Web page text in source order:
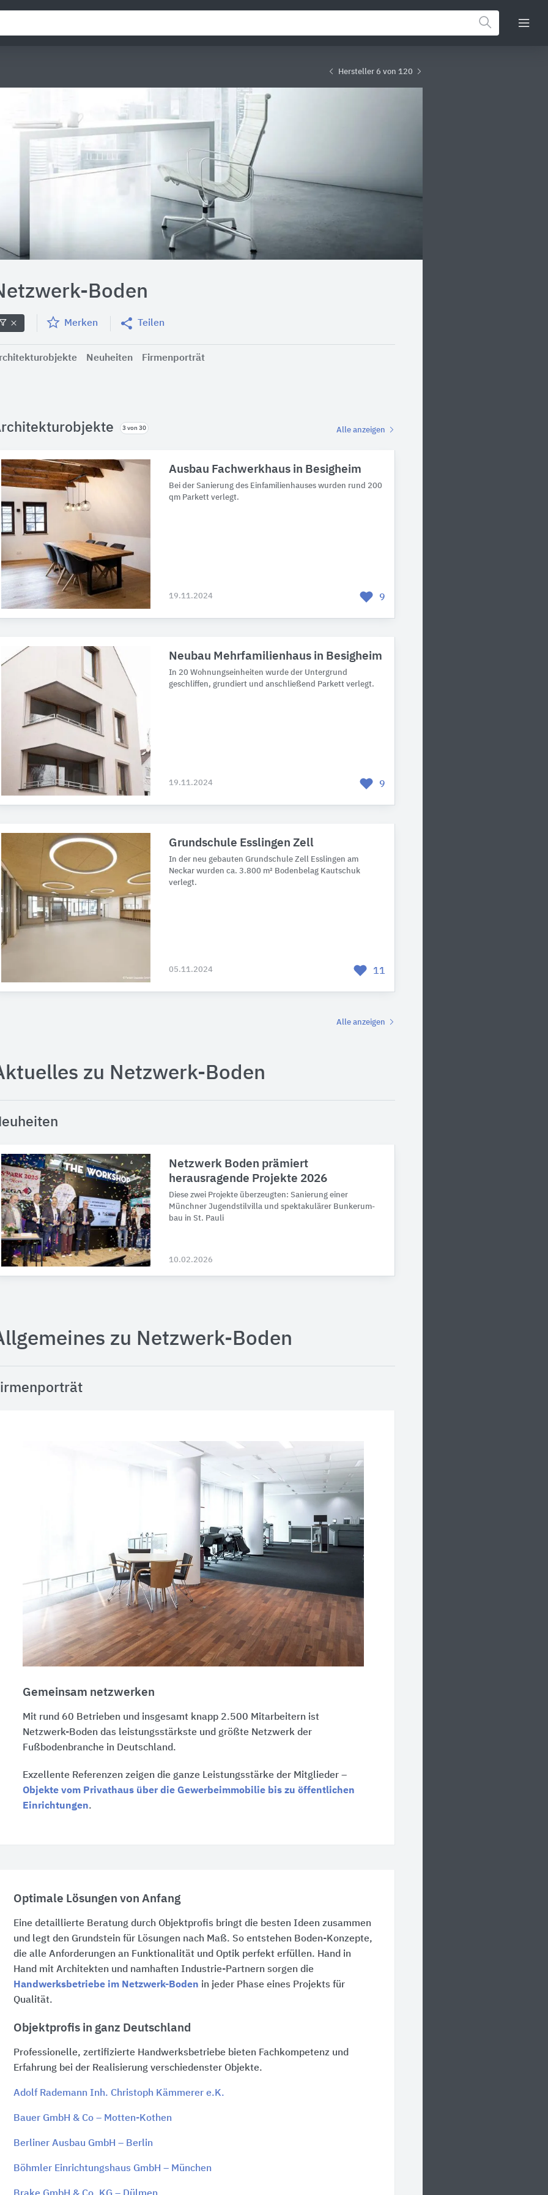
Hersteller 6 von 120
Boden
Merken Teilen
Neuheiten Firmenporträt
3 von 30 Alle anzeigen
Ausbau Fachwerkhaus in Besigheim
Bei der Sanierung des Einfamilienhauses wurden rund 200
qm Parkett verlegt.
19.11.2024 9
Neubau Mehrfamilienhaus in Besigheim
In 20 Wohnungseinheiten wurde der Untergrund
geschliffen, grundiert und anschließend Parkett verlegt.
19.11.2024 9
Grundschule Esslingen Zell
In der neu gebauten Grundschule Zell Esslingen am
Neckar wurden ca. 3.800 m² Bodenbelag Kautschuk
verlegt.
05.11.2024 11
Alle anzeigen
zu Netzwerk-Boden
Netzwerk Boden prämiert
herausragende Projekte 2026
Diese zwei Pro­jekte über­zeugten: Sanie­rung einer
Münchner Ju­gend­stil­villa und spekta­ku­lärer Bunker­um­
bau in St. Pauli
10.02.2026
zu Netzwerk-Boden
Gemeinsam netzwerken
Mit rund 60 Betrieben und insgesamt knapp 2.500 Mitarbeitern ist
Netzwerk-Boden das leistungsstärkste und größte Netzwerk der
Fußbodenbranche in Deutschland.
Exzellente Referenzen zeigen die ganze Leistungsstärke der Mitglieder –
Objekte vom Privathaus über die Gewerbeimmobilie bis zu öffentlichen
Einrichtungen.
Optimale Lösungen von Anfang
Eine detaillierte Beratung durch Objektprofis bringt die besten Ideen zusammen
und legt den Grundstein für Lösungen nach Maß. So entstehen Boden-Konzepte,
die alle Anforderungen an Funktionalität und Optik perfekt erfüllen. Hand in
Hand mit Architekten und namhaften Industrie-Partnern sorgen die
Handwerksbetriebe im Netzwerk-Boden in jeder Phase eines Projekts für
Qualität.
Objektprofis in ganz Deutschland
Professionelle, zertifizierte Handwerksbetriebe bieten Fachkompetenz und
Erfahrung bei der Realisierung verschiedenster Objekte.
Adolf Rademann Inh. Christoph Kämmerer e.K.
Bauer GmbH & Co – Motten-Kothen
Berliner Ausbau GmbH – Berlin
Böhmler Einrichtungshaus GmbH – München